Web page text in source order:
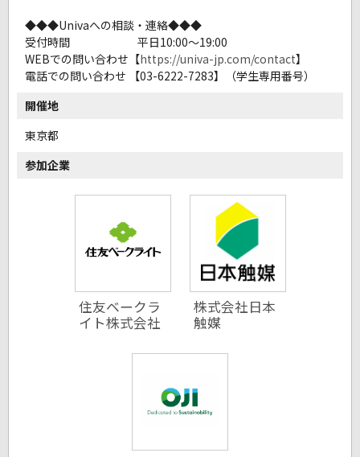
◆◆◆Univaへの相談・連絡◆◆◆
受付時間 平日10:00～19:00
WEBでの問い合わせ【https://univa-jp.com/contact】
電話での問い合わせ 【03-6222-7283】（学生専用番号）
開催地
東京都
参加企業
住友ベークラ
イト株式会社
株式会社日本
触媒